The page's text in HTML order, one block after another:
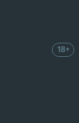
18+